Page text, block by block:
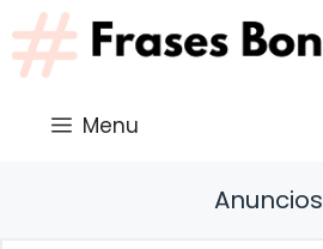
Saltar
al
contenido
Menu
Anuncios